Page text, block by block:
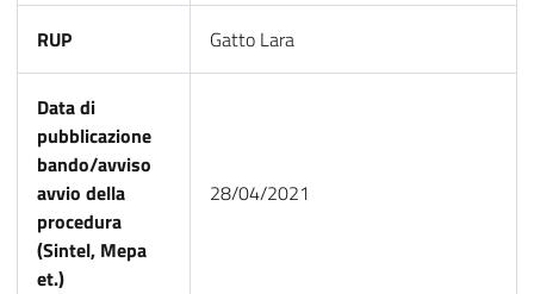
RUP Gatto Lara
Data di
pubblicazione
bando/avviso
avvio della
procedura
(Sintel, Mepa
et.)
28/04/2021